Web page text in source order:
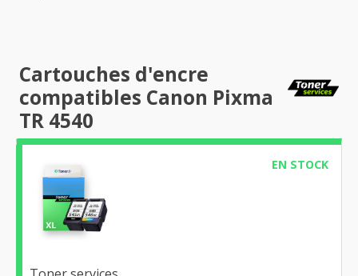
Cartouches d'encre
compatibles Canon Pixma
TR 4540
EN STOCK